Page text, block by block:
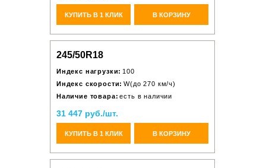
КУПИТЬ В 1 КЛИК В КОРЗИНУ
245/50R18
Индекс нагрузки: 100
Индекс скорости: W(до 270 км/ч)
Наличие товара: есть в наличии
31 447 руб./шт.
КУПИТЬ В 1 КЛИК В КОРЗИНУ